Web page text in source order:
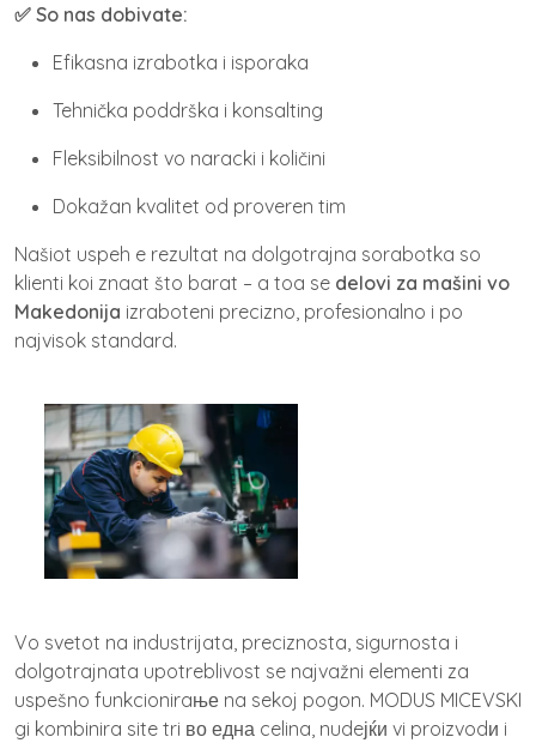
✅ So nas dobivate:
Efikasna izrabotka i isporaka
Tehnička poddrška i konsalting
Fleksibilnost vo naracki i količini
Dokažan kvalitet od proveren tim
Našiot uspeh e rezultat na dolgotrajna sorabotka so
klienti koi znaat što barat – a toa se delovi za mašini vo
Makedonija izraboteni precizno, profesionalno i po
najvisok standard.
Vo svetot na industrijata, preciznosta, sigurnosta i
dolgotrajnata upotreblivost se najvažni elementi za
uspešno funkcioniraње na sekoj pogon. MODUS MICEVSKI
gi kombinira site tri во една celina, nudeјќи vi proizvodи i